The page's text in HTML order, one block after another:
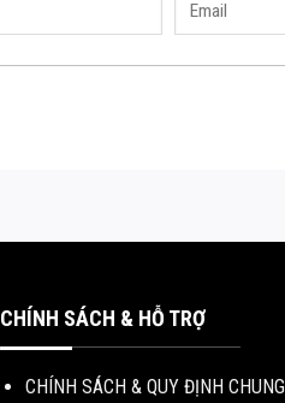
CHÍNH SÁCH & HỖ TRỢ
CHÍNH SÁCH & QUY ĐỊNH CHUNG